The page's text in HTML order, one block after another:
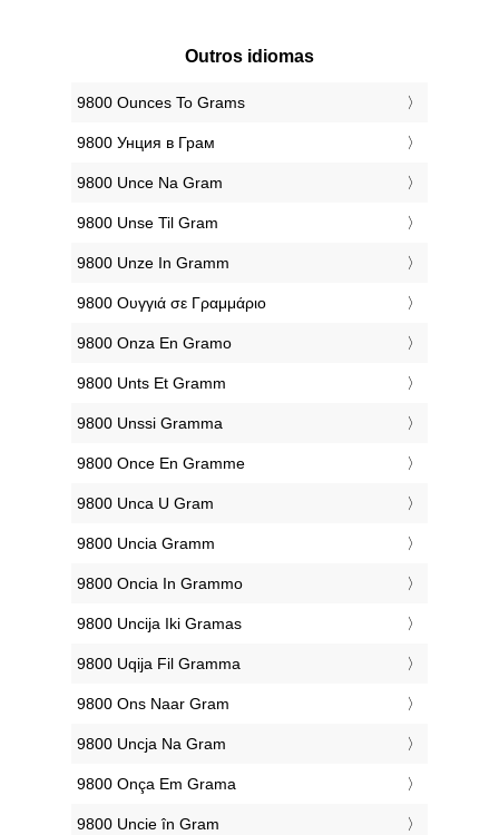
Outros idiomas
‎9800 Ounces To Grams
‎9800 Унция в Грам
‎9800 Unce Na Gram
‎9800 Unse Til Gram
‎9800 Unze In Gramm
‎9800 Ουγγιά σε Γραμμάριο
‎9800 Onza En Gramo
‎9800 Unts Et Gramm
‎9800 Unssi Gramma
‎9800 Once En Gramme
‎9800 Unca U Gram
‎9800 Uncia Gramm
‎9800 Oncia In Grammo
‎9800 Uncija Iki Gramas
‎9800 Uqija Fil Gramma
‎9800 Ons Naar Gram
‎9800 Uncja Na Gram
‎9800 Onça Em Grama
‎9800 Uncie în Gram